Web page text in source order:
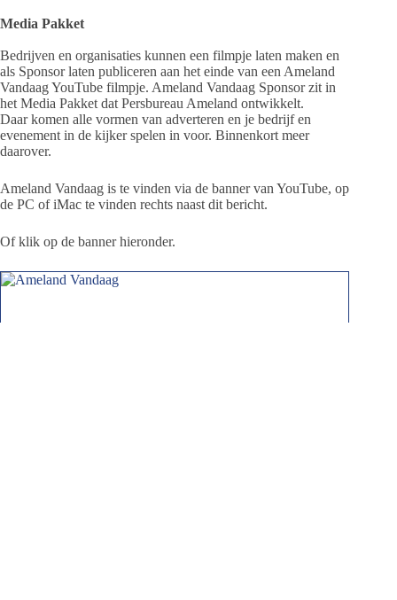
Media Pakket
Bedrijven en organisaties kunnen een filmpje laten maken en
als Sponsor laten publiceren aan het einde van een Ameland
Vandaag YouTube filmpje. Ameland Vandaag Sponsor zit in
het Media Pakket dat Persbureau Ameland ontwikkelt.
Daar komen alle vormen van adverteren en je bedrijf en
evenement in de kijker spelen in voor. Binnenkort meer
daarover.
Ameland Vandaag is te vinden via de banner van YouTube, op
de PC of iMac te vinden rechts naast dit bericht.
Of klik op de banner hieronder.